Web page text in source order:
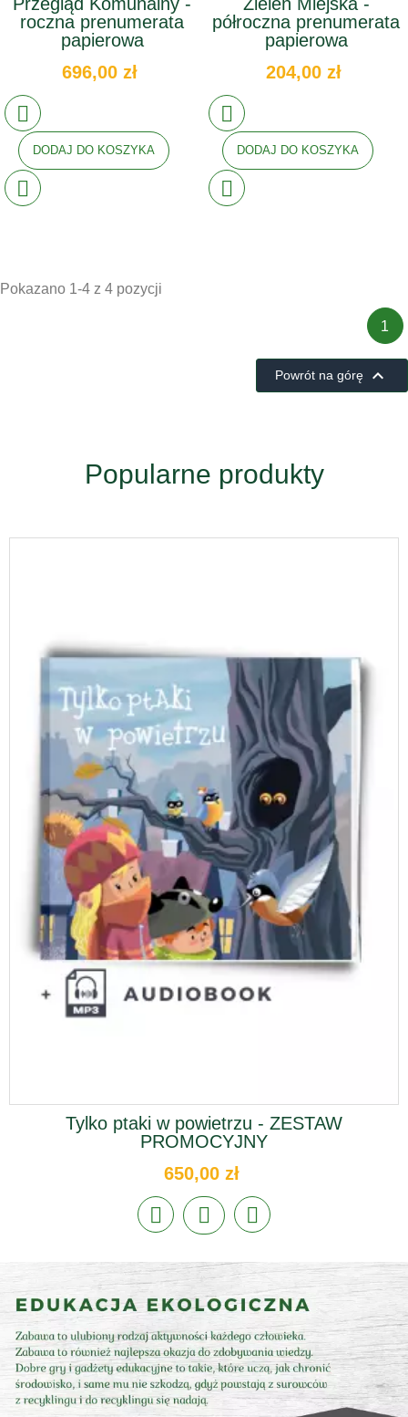
roczna prenumerata
papierowa
696,00 zł
DODAJ DO KOSZYKA
półroczna prenumerata
papierowa
204,00 zł
DODAJ DO KOSZYKA
Pokazano 1-4 z 4 pozycji
1
Powrót na górę 
Popularne produkty
Tylko ptaki w powietrzu - ZESTAW
PROMOCYJNY
650,00 zł